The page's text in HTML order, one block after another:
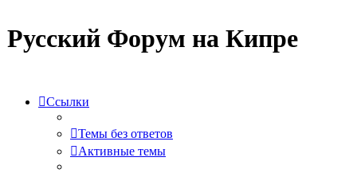
Русский Форум на Кипре
Ссылки
Темы без ответов
Активные темы